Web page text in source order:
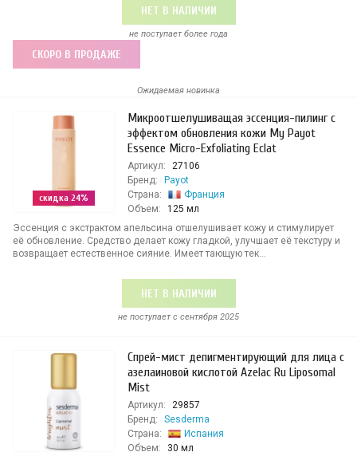
НЕТ В НАЛИЧИИ
не поступает более года
СКОРО В ПРОДАЖЕ
Ожидаемая новинка
скидка 24%
Микроотшелушиващая эссенция-пилинг с
эффектом обновления кожи My Payot
Essence Micro-Exfoliating Eclat
Артикул:
27106
Бренд:
Payot
Страна:
Франция
Объем:
125 мл
Эссенция с экстрактом апельсина отшелушивает кожу и стимулирует
её обновление. Средство делает кожу гладкой, улучшает её текстуру и
возвращает естественное сияние. Имеет тающую тек...
НЕТ В НАЛИЧИИ
не поступает c сентября 2025
Спрей-мист депигментирующий для лица c
азелаиновой кислотой Azelac Ru Liposomal
Mist
Артикул:
29857
Бренд:
Sesderma
Страна:
Испания
Объем:
30 мл